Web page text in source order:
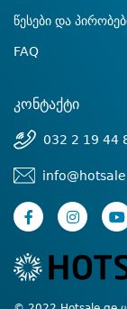
წესები და
FAQ
კონტაქტი
032 2 19 44